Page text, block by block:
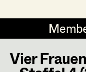
DE EN
Vier